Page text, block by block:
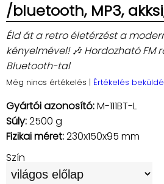
/bluetooth, MP3,
Éld át a retro életérzést a
kényelmével! 🎶 Hordozható FM
Bluetooth-tal
Még nincs értékelés | Értékelés
Gyártói azonosító:M-111BT-L
Súly:2500 g
Fizikai méret:230x150x95 mm
Szín